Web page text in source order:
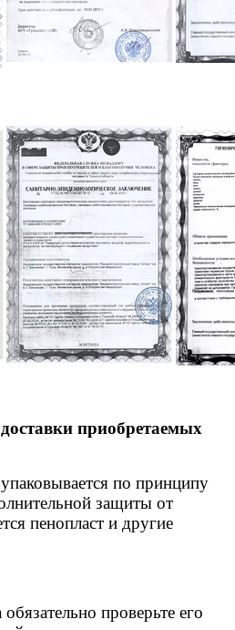
приобретаемых
по принципу
защиты от
пенопласт и другие
проверьте его